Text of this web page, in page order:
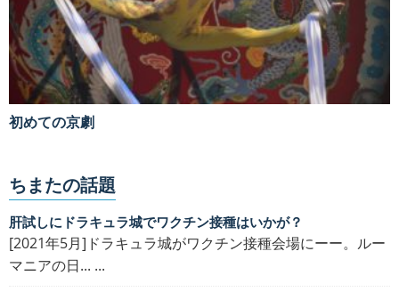
初めての京劇
ちまたの話題
肝試しにドラキュラ城でワクチン接種はいかが？
[2021年5月]ドラキュラ城がワクチン接種会場にーー。ルー
マニアの日... ...